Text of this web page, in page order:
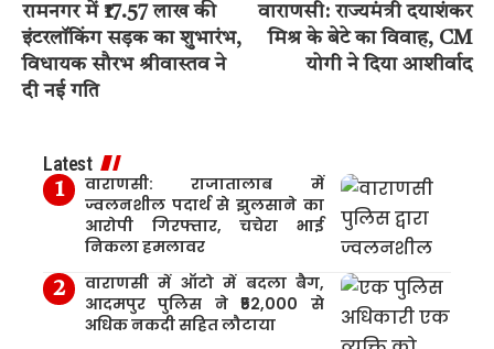
रामनगर में ₹17.57 लाख की
इंटरलॉकिंग सड़क का शुभारंभ,
विधायक सौरभ श्रीवास्तव ने
दी नई गति
वाराणसी: राज्यमंत्री दयाशंकर
मिश्र के बेटे का विवाह, CM
योगी ने दिया आशीर्वाद
Latest
वाराणसी: राजातालाब में
ज्वलनशील पदार्थ से झुलसाने का
आरोपी गिरफ्तार, चचेरा भाई
निकला हमलावर
वाराणसी में ऑटो में बदला बैग,
आदमपुर पुलिस ने ₹52,000 से
अधिक नकदी सहित लौटाया